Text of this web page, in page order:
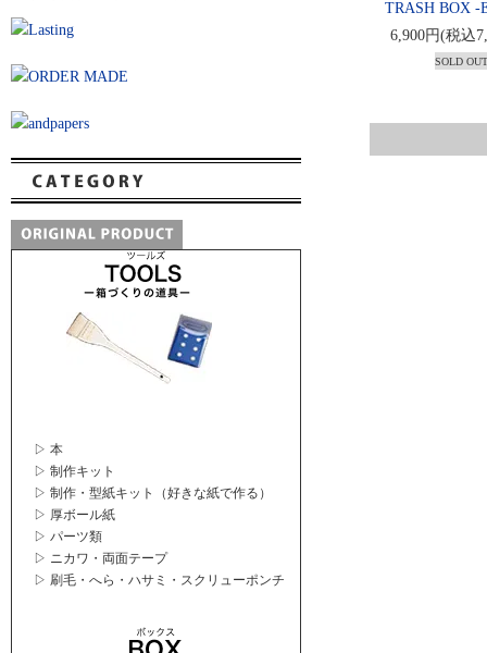
▷ 本
▷ 制作キット
▷ 制作・型紙キット（好きな紙で作る）
▷ 厚ボール紙
▷ パーツ類
▷ ニカワ・両面テープ
▷ 刷毛・へら・ハサミ・スクリューポンチ
TRASH BOX -
6,900円(税込
SOLD OUT